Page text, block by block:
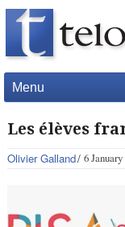
Menu
Les élèves
Olivier Galland 6